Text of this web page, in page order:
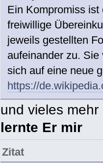
Ein Kompromiss
freiwillige
jeweils gestellten
aufeinander zu.
sich auf eine neue
https://
und vieles mehr
lernte Er mir
Zitat